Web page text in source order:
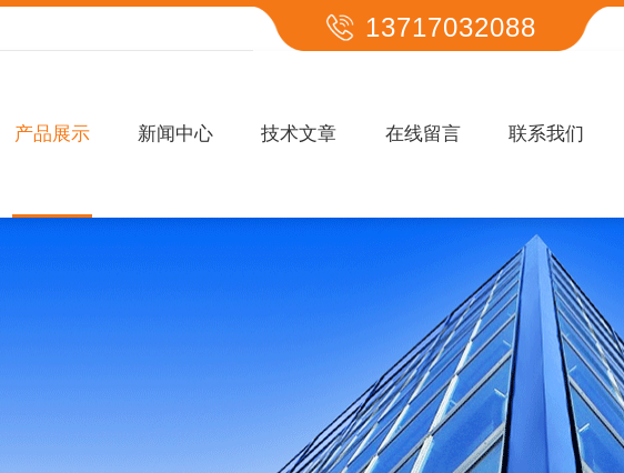
13717032088
产品展示 新闻中心 技术文章 在线留言 联系我们